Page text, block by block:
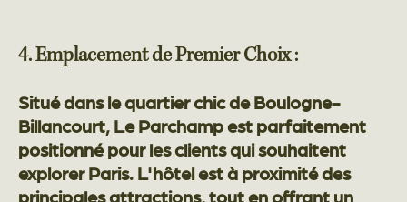
4. Emplacement de Premier Choix :
Situé dans le quartier chic de Boulogne-
Billancourt, Le Parchamp est parfaitement
positionné pour les clients qui souhaitent
explorer Paris. L'hôtel est à proximité des
principales attractions, tout en offrant un